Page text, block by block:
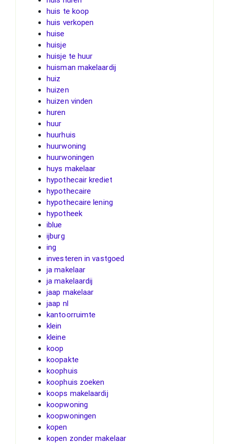
huis te koop
huis verkopen
huise
huisje
huisje te huur
huisman makelaardij
huiz
huizen
huizen vinden
huren
huur
huurhuis
huurwoning
huurwoningen
huys makelaar
hypothecair krediet
hypothecaire
hypothecaire lening
hypotheek
iblue
ijburg
ing
investeren in vastgoed
ja makelaar
ja makelaardij
jaap makelaar
jaap nl
kantoorruimte
klein
kleine
koop
koopakte
koophuis
koophuis zoeken
koops makelaardij
koopwoning
koopwoningen
kopen
kopen zonder makelaar